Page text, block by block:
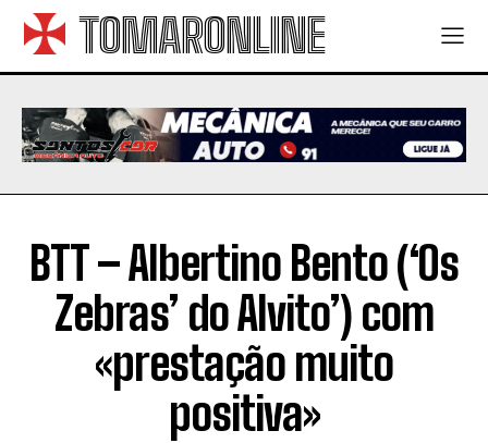
TOMARONLINE
BTT – Albertino Bento (‘Os
Zebras’ do Alvito’) com
«prestação muito
positiva»